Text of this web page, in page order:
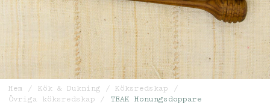
Hem Kök & Dukning
Köksredskap
Övriga köksredskap
TEAK Honungsdoppare